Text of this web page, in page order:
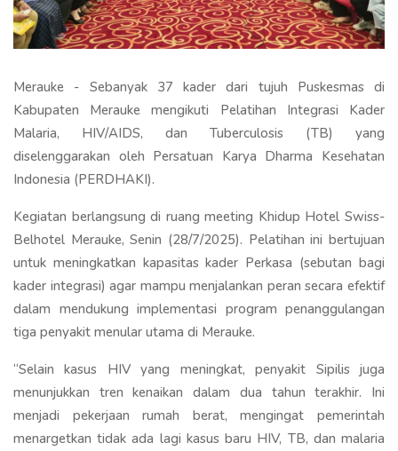
Merauke - Sebanyak 37 kader dari tujuh Puskesmas di
Kabupaten Merauke mengikuti Pelatihan Integrasi Kader
Malaria, HIV/AIDS, dan Tuberculosis (TB) yang
diselenggarakan oleh Persatuan Karya Dharma Kesehatan
Indonesia (PERDHAKI).
Kegiatan berlangsung di ruang meeting Khidup Hotel Swiss-
Belhotel Merauke, Senin (28/7/2025). Pelatihan ini bertujuan
untuk meningkatkan kapasitas kader Perkasa (sebutan bagi
kader integrasi) agar mampu menjalankan peran secara efektif
dalam mendukung implementasi program penanggulangan
tiga penyakit menular utama di Merauke.
“Selain kasus HIV yang meningkat, penyakit Sipilis juga
menunjukkan tren kenaikan dalam dua tahun terakhir. Ini
menjadi pekerjaan rumah berat, mengingat pemerintah
menargetkan tidak ada lagi kasus baru HIV, TB, dan malaria